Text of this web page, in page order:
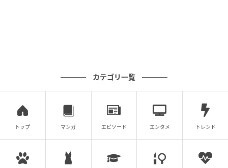
次の記事
【漫画】「知らない方がいい」と言われたあ
の日に起きたことを知る【妹の人生が大転落
Vol.79】
カテゴリ一覧
トップ マンガ エピソード エンタメ トレンド